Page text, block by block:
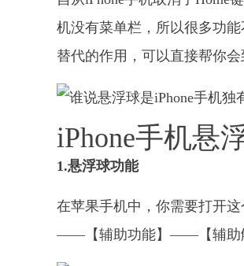
机没有菜单栏，所以很多功
替代的作用，可以直接帮你
iPhone手机悬
1.悬浮球功能
在苹果手机中，你需要打开
——【辅助功能】——【辅助触